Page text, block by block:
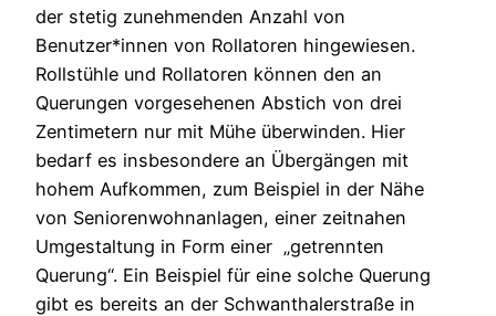
der stetig zunehmenden Anzahl von
Benutzer*innen von Rollatoren hingewiesen.
Rollstühle und Rollatoren können den an
Querungen vorgesehenen Abstich von drei
Zentimetern nur mit Mühe überwinden. Hier
bedarf es insbesondere an Übergängen mit
hohem Aufkommen, zum Beispiel in der Nähe
von Seniorenwohnanlagen, einer zeitnahen
Umgestaltung in Form einer „getrennten
Querung“. Ein Beispiel für eine solche Querung
gibt es bereits an der Schwanthalerstraße in